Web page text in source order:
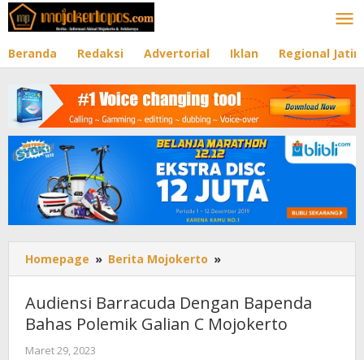
Lewati
ke
Beranda Redaksi Advertorial Iklan Regional Jatim
Homepage » Berita Mojokerto »
Barracuda
Bapenda
Bahas
Audiensi Barracuda Dengan Bapenda
Bahas Polemik Galian C Mojokerto
Maret 29, 2023